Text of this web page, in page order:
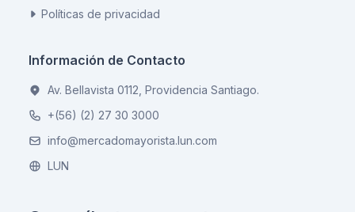
Políticas de privacidad
Información de Contacto
Av. Bellavista 0112, Providencia Santiago.
+(56) (2) 27 30 3000
info@mercadomayorista.lun.com
LUN